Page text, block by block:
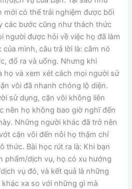
mới có thể trải nghiệm được bối
các bước cũng như thách thức
người được hỏi về việc họ đã làm
mình, câu trả lời là: cắm nó
đổ ra và uống. Nhưng khi
họ và xem xét cách mọi người sử
vôi đã nhanh chóng lộ diện.
sử dụng, cặn vôi không liên
nên họ không bao giờ nghĩ đến
Những người khác đã trở nên
cặn vôi đến nỗi họ thậm chí
thức. Bài học rút ra là: Khi bạn
phẩm/dịch vụ, họ có xu hướng
vụ đó, và kết quả là những
xa so với những gì mà